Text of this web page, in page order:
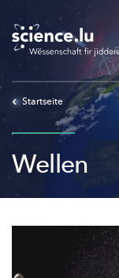
main
content
Startseite
Wellen